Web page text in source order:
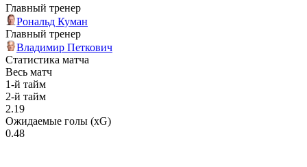
Главный тренер
Рональд Куман
Главный тренер
Владимир Петкович
Статистика матча
Весь матч
1-й тайм
2-й тайм
2.19
Ожидаемые голы (xG)
0.48